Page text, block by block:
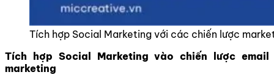
Tích hợp Social Marketing với các chiến lược
Tích hợp Social Marketing vào chiến lược email
marketing